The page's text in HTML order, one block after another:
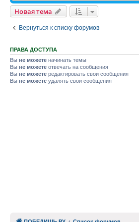
Новая тема
Вернуться к списку форумов
ПРАВА ДОСТУПА
Вы не можете начинать темы
Вы не можете отвечать на сообщения
Вы не можете редактировать свои сообщения
Вы не можете удалять свои сообщения